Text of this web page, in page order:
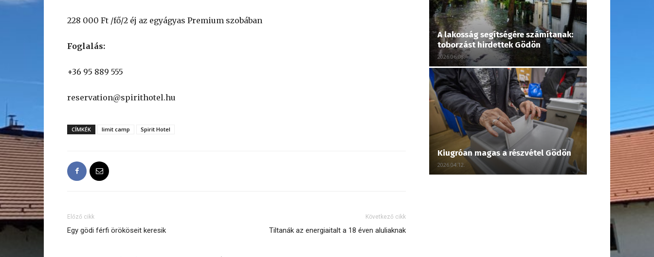
228 000 Ft /fő/2 éj az egyágyas Premium szobában
Foglalás:
+36 95 889 555
reservation@spirithotel.hu
CÍMKÉK limit camp Spirit Hotel
Előző cikk
Egy gödi férfi örököseit keresik
Következő cikk
Tiltanák az energiaitalt a 18 éven aluliaknak
A lakosság segítségére számítanak:
toborzást hirdettek Gödön
2026.06.08.
Kiugróan magas a részvétel Gödön
2026.04.12.